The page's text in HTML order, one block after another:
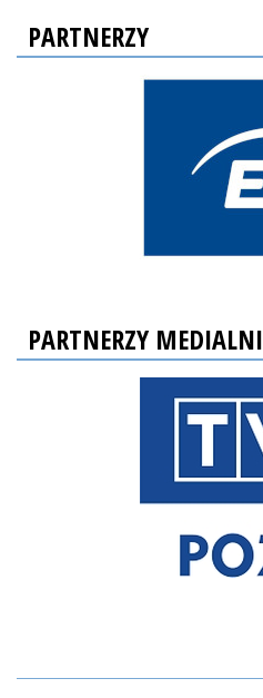
PARTNERZY
PARTNERZY MEDIALNI